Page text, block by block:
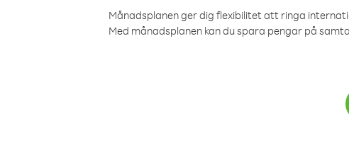
Månadsplanen ger dig flexibilitet att ringa
Med månadsplanen kan du spara pengar på